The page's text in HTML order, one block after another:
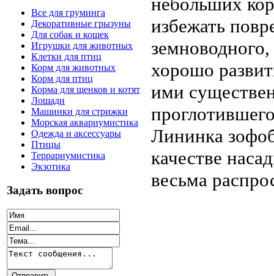
Все для груминга
Декоративные грызуны
Для собак и кошек
Игрушки для животных
Клетки для птиц
Корм для животных
Корм для птиц
Корма для щенков и котят
Лошади
Машинки для стрижки
Морская аквариумистика
Одежда и аксессуары
Птицы
Террариумистика
Экзотика
Задать вопрос
избежать
хорошо
ими
Лининка
качестве
весьма